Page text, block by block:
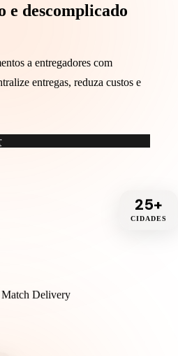
e descomplicado
a entregadores com
entregas, reduza custos e
25+
CIDADES